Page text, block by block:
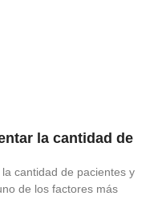
la cantidad de
cantidad de pacientes y
de los factores más